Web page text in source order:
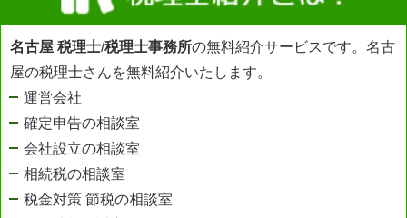
名古屋 税理士/税理士事務所の無料紹介サービスです。名古
屋の税理士さんを無料紹介いたします。
運営会社
確定申告の相談室
会社設立の相談室
相続税の相談室
税金対策 節税の相談室